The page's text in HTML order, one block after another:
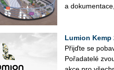
a
Lumion Kemp
Přijď­te se
Po­řa­da­te­lé